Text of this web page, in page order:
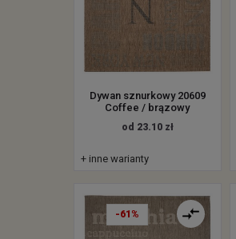
Dywan sznurkowy 20609
Coffee / brązowy
od 23.10 zł
+ inne warianty
-61%